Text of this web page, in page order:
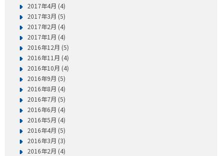
2017年4月 (4)
2017年3月 (5)
2017年2月 (4)
2017年1月 (4)
2016年12月 (5)
2016年11月 (4)
2016年10月 (4)
2016年9月 (5)
2016年8月 (4)
2016年7月 (5)
2016年6月 (4)
2016年5月 (4)
2016年4月 (5)
2016年3月 (3)
2016年2月 (4)